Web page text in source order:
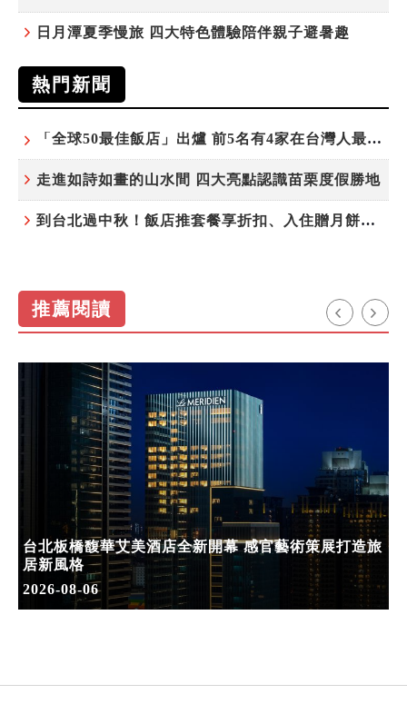
日月潭夏季慢旅 四大特色體驗陪伴親子避暑趣
熱門新聞
「全球50最佳飯店」出爐 前5名有4家在台灣人最常去的城市！
走進如詩如畫的山水間 四大亮點認識苗栗度假勝地
到台北過中秋！飯店推套餐享折扣、入住贈月餅禮盒
推薦閱讀
台北板橋馥華艾美酒店全新開幕 感官藝術策展打造旅
居新風格
2026-08-06